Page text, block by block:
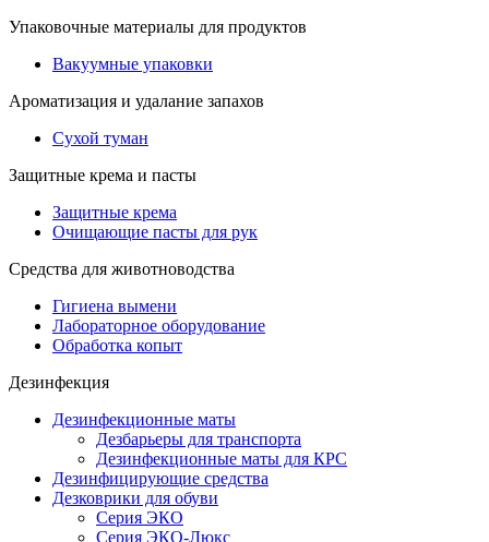
Упаковочные материалы для продуктов
Вакуумные упаковки
Ароматизация и удалание запахов
Сухой туман
Защитные крема и пасты
Защитные крема
Очищающие пасты для рук
Средства для животноводства
Гигиена вымени
Лабораторное оборудование
Обработка копыт
Дезинфекция
Дезинфекционные маты
Дезбарьеры для транспорта
Дезинфекционные маты для КРС
Дезинфицирующие средства
Дезковрики для обуви
Серия ЭКО
Серия ЭКО-Люкс